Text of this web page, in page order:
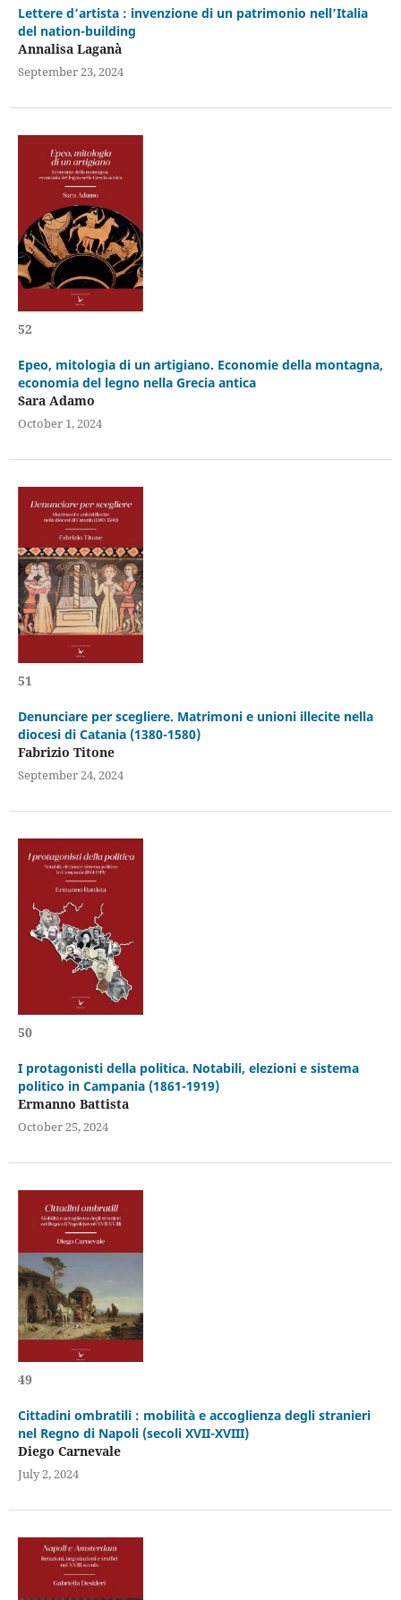
Lettere d’artista : invenzione di un patrimonio nell’Italia
del nation-building
Annalisa Laganà
September 23, 2024
52
Epeo, mitologia di un artigiano. Economie della montagna,
economia del legno nella Grecia antica
Sara Adamo
October 1, 2024
51
Denunciare per scegliere. Matrimoni e unioni illecite nella
diocesi di Catania (1380-1580)
Fabrizio Titone
September 24, 2024
50
I protagonisti della politica. Notabili, elezioni e sistema
politico in Campania (1861-1919)
Ermanno Battista
October 25, 2024
49
Cittadini ombratili : mobilità e accoglienza degli stranieri
nel Regno di Napoli (secoli XVII-XVIII)
Diego Carnevale
July 2, 2024